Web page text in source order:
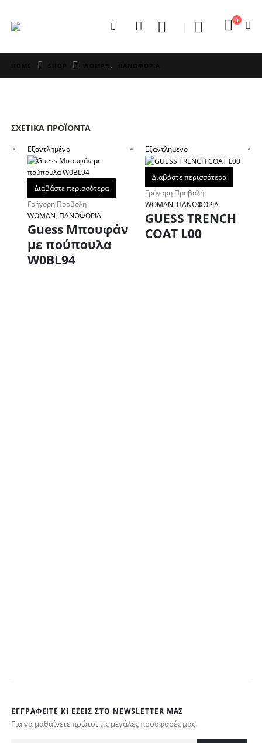
0
WOMAN,
ΣΧΕΤΙΚΆ ΠΡΟΪΌΝΤΑ
Εξαντλημένο
Διαβάστε περισσότερα
Γρήγορη Προβολή
WOMAN, ΠΑΝΩΦΟΡΙΑ
Guess Μπουφάν
με πούπουλα
W0BL94
Εξαντλημένο
Διαβάστε περισσότερα
Γρήγορη Προβολή
WOMAN, ΠΑΝΩΦΟΡΙΑ
GUESS TRENCH
COAT L00
ΕΓΓΡΑΦΕΊΤΕ ΚΙ ΕΣΕΊΣ ΣΤΟ NEWSLETTER ΜΑΣ
Για να μαθαίνετε πρώτοι τις μεγάλες προσφορές μας.